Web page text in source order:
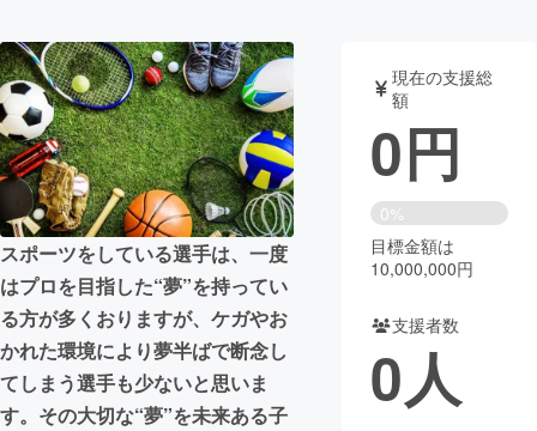
テクノロジー・ガジェット
映像・映画 書籍・雑誌
ビジネス・起業 チャレンジ
まちづくり・地域活性化
CAMPFIRE for Social Good
CAMPFIRE Creation
CAMPFIREふるさと納税machi-ya コミュニティ
スポーツをしている選手は、一度
はプロを目指した“夢”を持ってい
る方が多くおりますが、ケガやお
かれた環境により夢半ばで断念し
てしまう選手も少ないと思いま
す。その大切な“夢”を未来ある子
現在の支援総
額
0円
0%
目標金額は
10,000,000円
支援者数
0人